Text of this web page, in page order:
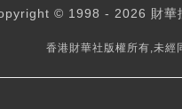
© 1998 - 2026 財華
香港財華社版權所有,未經